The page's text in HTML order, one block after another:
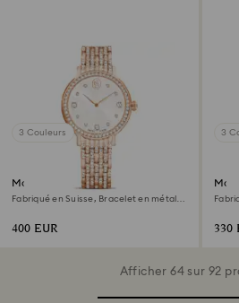
3 Couleurs
Montre Imber
Fabriqué en Suisse, Bracelet en métal,
400 EUR
3
330
Afficher 64 sur 92